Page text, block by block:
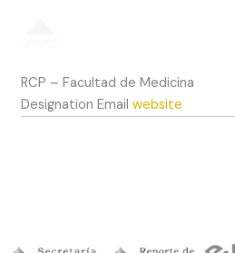
RCP – Facultad de Medicina
Designation Email website